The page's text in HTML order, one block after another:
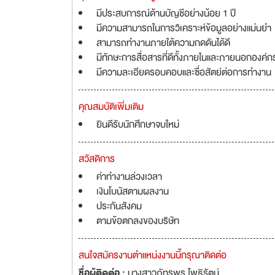
มีประสบการณ์ด้านบัญชีอย่างน้อย 1 ปี
มีความสามารถในการวิเคราะห์ข้อมูลอย่างแม่นยำ
สามารถทำงานภายใต้ความกดดันได้ดี
มีทักษะการสื่อสารที่ดีทั้งภายในและภายนอกองค์
มีความละเอียดรอบคอบและซื่อสัตย์ต่อการทำงาน
คุณสมบัติเพิ่มเติม
ยินดีรับนักศึกษาจบใหม่
สวัสดิการ
ค่าทำงานล่วงเวลา
เงินโบนัสตามผลงาน
ประกันสังคม
ตามข้อตกลงของบริษัท
สนใจสมัครงานตำแหน่งงานนี้กรุณาติดต่อ